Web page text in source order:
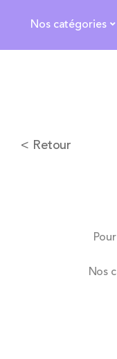
Nos catégories
< Retour
Nos